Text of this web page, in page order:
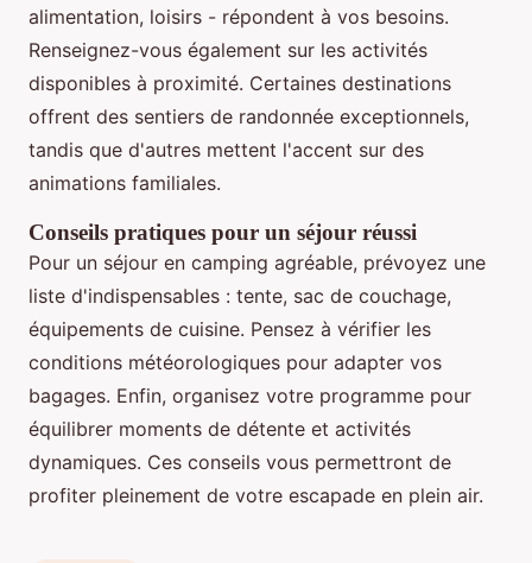
alimentation, loisirs - répondent à vos besoins.
Renseignez-vous également sur les activités
disponibles à proximité. Certaines destinations
offrent des sentiers de randonnée exceptionnels,
tandis que d'autres mettent l'accent sur des
animations familiales.
Conseils pratiques pour un séjour réussi
Pour un séjour en camping agréable, prévoyez une
liste d'indispensables : tente, sac de couchage,
équipements de cuisine. Pensez à vérifier les
conditions météorologiques pour adapter vos
bagages. Enfin, organisez votre programme pour
équilibrer moments de détente et activités
dynamiques. Ces conseils vous permettront de
profiter pleinement de votre escapade en plein air.